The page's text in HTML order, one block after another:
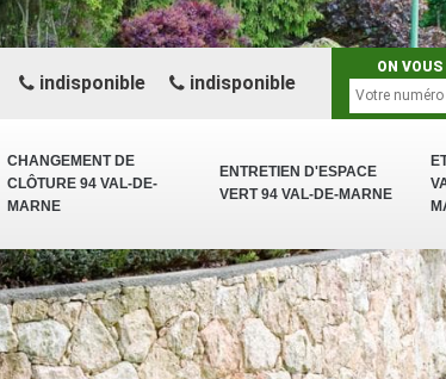
CHANGEMENT DE
CLÔTURE 94 VAL-DE-
MARNE
ENTRETIEN D'ESPACE
VERT 94 VAL-DE-MARNE
indisponible indisponible
ON